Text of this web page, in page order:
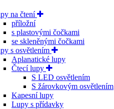
na čtení
příložní
s plastovými čočkami
se skleněnými čočkami
s osvětlením
Aplanatické lupy
Čtecí lupy
S LED osvětlením
S žárovkovým osvětlením
Kapesní lupy
Lupy s přídavky